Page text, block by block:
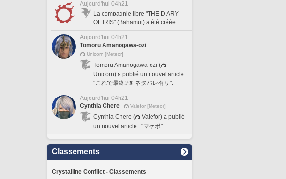
Aujourd'hui 04h21
La compagnie libre "THE DIARY
OF IRIS" (Bahamut) a été créée.
Aujourd'hui 04h21
Tomoru Amanogawa-ozi
Unicorn [Meteor]
Tomoru Amanogawa-ozi (
Unicorn) a publié un nouvel article :
"これで最終⁉️⑤ ネタバレ有り".
Aujourd'hui 04h21
Cynthia Chere
Valefor [Meteor]
Cynthia Chere (
Valefor) a publié
un nouvel article : "マケボ".
Classements
Crystalline Conflict - Classements